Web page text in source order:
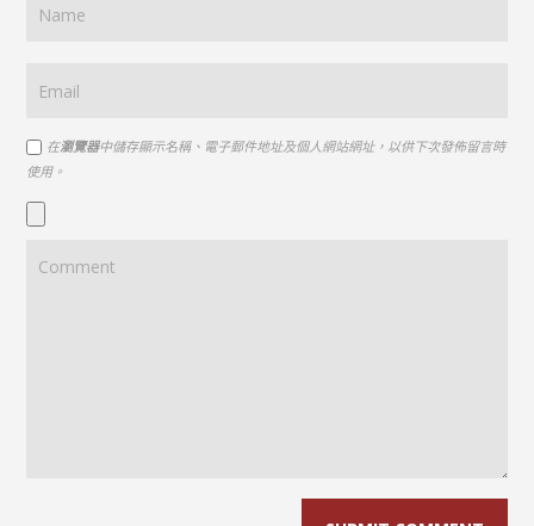
在瀏覽器中儲存顯示名稱、電子郵件地址及個人網站網址，以供下次發佈留言時
使用。